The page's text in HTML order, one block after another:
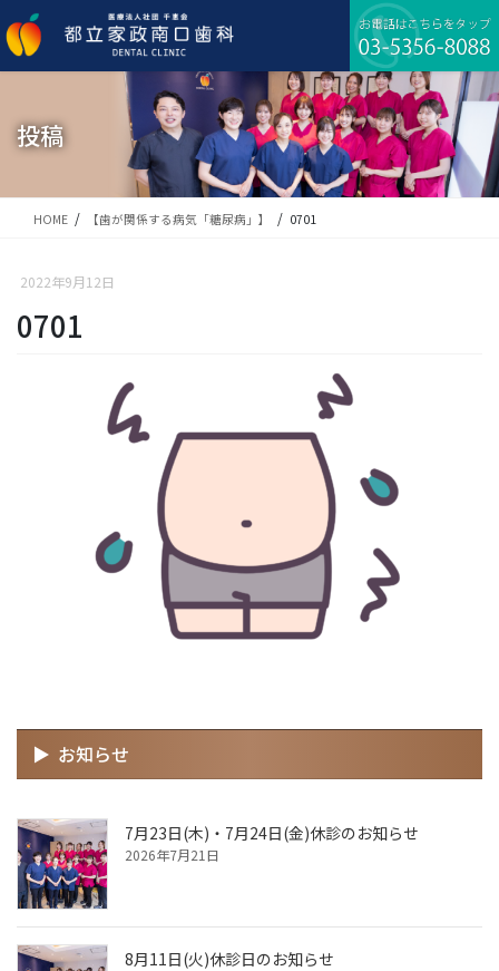
ン
テ
ビ
ゲ
移
投稿
HOME 【歯が関係する病気「糖尿病」】 0701
2022年9月12日
0701
お知らせ
7月23日(木)・7月24日(金)休診のお知らせ
2026年7月21日
8月11日(火)休診日のお知らせ